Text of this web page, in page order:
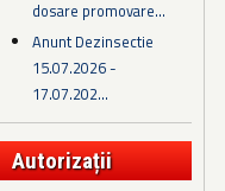
dosare promovare...
Anunt Dezinsectie
15.07.2026 -
17.07.202...
Autorizații